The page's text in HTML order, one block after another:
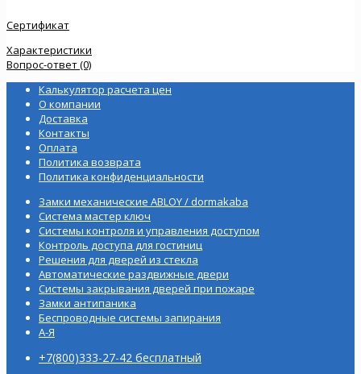
Сертификат
Характеристики
Вопрос-ответ (0)
Калькулятор расчета цен
О компании
Доставка
Контакты
Оплата
Политика возврата
Политика конфиденциальности
Замки механические ABLOY / dormakaba
Система мастер ключ
Системы контроля и управления доступом
Контроль доступа для гостиниц
Решения для дверей из стекла
Автоматические раздвижные двери
Системы закрывания дверей при пожаре
Замки антипаника
Беспроводные системы запирания
А-Я
+7(800)333-27-42 бесплатный